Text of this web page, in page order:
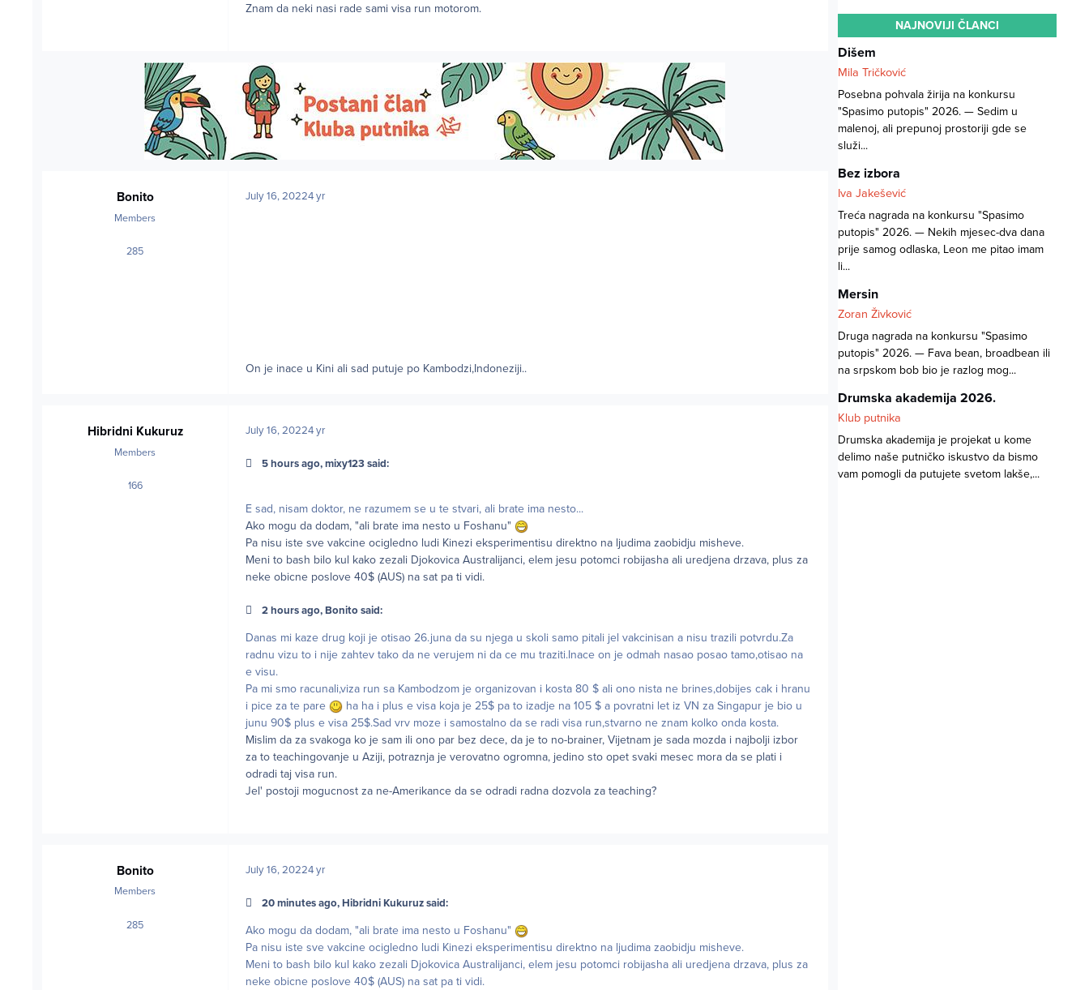
Znam da neki nasi rade sami visa run motorom.
Bonito
Members
285posts
July 16, 20224 yr
On je inace u Kini ali sad putuje po Kambodzi,Indoneziji..
Hibridni Kukuruz
Members
166posts
July 16, 20224 yr
5 hours ago, mixy123 said:
E sad, nisam doktor, ne razumem se u te stvari, ali brate ima nesto...
Ako mogu da dodam, "ali brate ima nesto u Foshanu"
Pa nisu iste sve vakcine ocigledno ludi Kinezi eksperimentisu direktno na ljudima zaobidju misheve.
Meni to bash bilo kul kako zezali Djokovica Australijanci, elem jesu potomci robijasha ali uredjena drzava, plus za
neke obicne poslove 40$ (AUS) na sat pa ti vidi.
2 hours ago, Bonito said:
Danas mi kaze drug koji je otisao 26.juna da su njega u skoli samo pitali jel vakcinisan a nisu trazili potvrdu.Za
radnu vizu to i nije zahtev tako da ne verujem ni da ce mu traziti.Inace on je odmah nasao posao tamo,otisao na
e visu.
Pa mi smo racunali,viza run sa Kambodzom je organizovan i kosta 80 $ ali ono nista ne brines,dobijes cak i hranu
i pice za te pare
ha ha i plus e visa koja je 25$ pa to izadje na 105 $ a povratni let iz VN za Singapur je bio u
junu 90$ plus e visa 25$.Sad vrv moze i samostalno da se radi visa run,stvarno ne znam kolko onda kosta.
Mislim da za svakoga ko je sam ili ono par bez dece, da je to no-brainer, Vijetnam je sada mozda i najbolji izbor
za to teachingovanje u Aziji, potraznja je verovatno ogromna, jedino sto opet svaki mesec mora da se plati i
odradi taj visa run.
Jel' postoji mogucnost za ne-Amerikance da se odradi radna dozvola za teaching?
Bonito
Members
285posts
July 16, 20224 yr
20 minutes ago, Hibridni Kukuruz said:
Ako mogu da dodam, "ali brate ima nesto u Foshanu"
Pa nisu iste sve vakcine ocigledno ludi Kinezi eksperimentisu direktno na ljudima zaobidju misheve.
Meni to bash bilo kul kako zezali Djokovica Australijanci, elem jesu potomci robijasha ali uredjena drzava, plus za
neke obicne poslove 40$ (AUS) na sat pa ti vidi.
NAJNOVIJI ČLANCI
Dišem
Mila Tričković
Posebna pohvala žirija na konkursu
"Spasimo putopis" 2026. — Sedim u
malenoj, ali prepunoj prostoriji gde se
služi...
Bez izbora
Iva Jakešević
Treća nagrada na konkursu "Spasimo
putopis" 2026. — Nekih mjesec-dva dana
prije samog odlaska, Leon me pitao imam
li...
Mersin
Zoran Živković
Druga nagrada na konkursu "Spasimo
putopis" 2026. — Fava bean, broadbean ili
na srpskom bob bio je razlog mog...
Drumska akademija 2026.
Klub putnika
Drumska akademija je projekat u kome
delimo naše putničko iskustvo da bismo
vam pomogli da putujete svetom lakše,...